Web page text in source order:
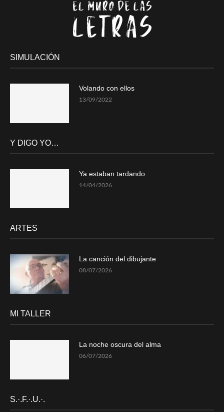
SIMULACIÓN
Volando con ellos
13/09/2022
Y DIGO YO…
Ya estaban tardando
14/04/2026
ARTES
La canción del dibujante
08/07/2026
MI TALLER
La noche oscura del alma
06/07/2026
S.·.F.·.U.·.